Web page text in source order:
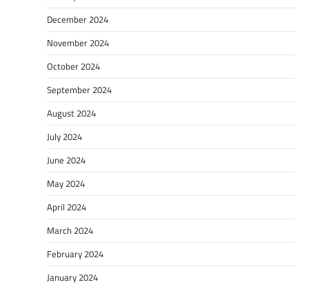
December 2024
November 2024
October 2024
September 2024
August 2024
July 2024
June 2024
May 2024
April 2024
March 2024
February 2024
January 2024